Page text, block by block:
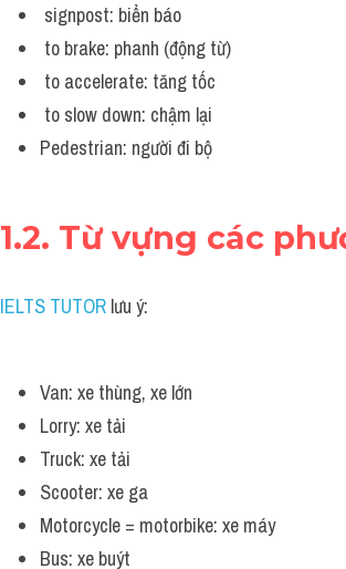
signpost: biển báo
to brake: phanh (động từ)
to accelerate: tăng tốc
to slow down: chậm lại
Pedestrian: người đi bộ
1.2. Từ vựng các
IELTS TUTOR lưu ý:
Van: xe thùng, xe lớn
Lorry: xe tải
Truck: xe tải
Scooter: xe ga
Motorcycle = motorbike: xe máy
Bus: xe buýt